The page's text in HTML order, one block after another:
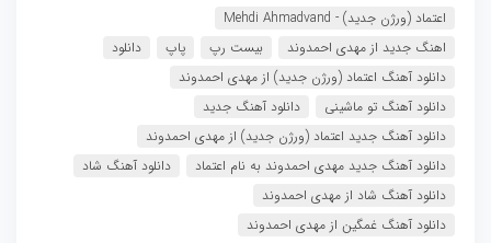
اعتماد (ورژن جدید) - Mehdi Ahmadvand
اهنگ جدید از مهدی احمدوند
بیست رپ پاپ
دانلود
دانلود آهنگ اعتماد (ورژن جدید) از مهدی احمدوند
دانلود آهنگ تو ماشینی
دانلود آهنگ جدید
دانلود آهنگ جدید اعتماد (ورژن جدید) از مهدی احمدوند
دانلود آهنگ جدید مهدی احمدوند به نام اعتماد
دانلود آهنگ شاد
دانلود آهنگ شاد از مهدی احمدوند
دانلود آهنگ غمگین از مهدی احمدوند